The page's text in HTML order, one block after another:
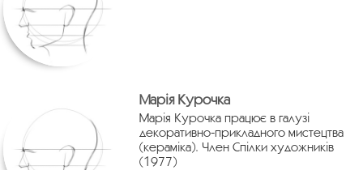
Марія Курочка
Марія Курочка працює в галузі
декоративно-прикладного мистецтва
(кераміка). Член Спілки художників
(1977)